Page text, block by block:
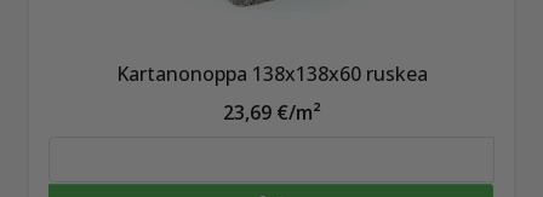
Kartanonoppa 138x138x60 ruskea
23,69 €/m²